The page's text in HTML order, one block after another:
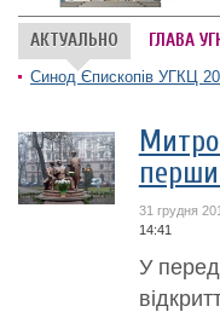
АКТУАЛЬНО ГЛАВА
Синод Єпископів УГКЦ
31 грудня
14:41
У